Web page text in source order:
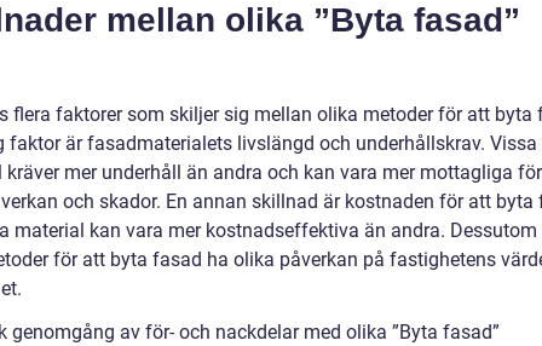
mellan olika ”Byta fasad”
flera faktorer som skiljer sig mellan olika metoder för att byta
faktor är fasadmaterialets livslängd och underhållskrav. Vissa
kräver mer underhåll än andra och kan vara mer mottagliga för
och skador. En annan skillnad är kostnaden för att byta
material kan vara mer kostnadseffektiva än andra. Dessutom
för att byta fasad ha olika påverkan på fastighetens
genomgång av för- och nackdelar med olika ”Byta fasad”